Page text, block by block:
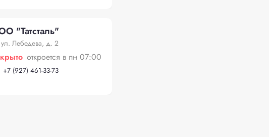
"Татсталь"
ул. Лебедева, д. 2
откроется в пн 07:00
+7 (927) 461-33-73